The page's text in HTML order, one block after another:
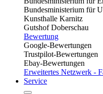
Bundesministerium für
Kunsthalle Karnitz
Gutshof Doberschau
Bewertung
Google-Bewertungen
Trustpilot-Bewertungen
Ebay-Bewertungen
Erweitertes Netzwerk -
Service